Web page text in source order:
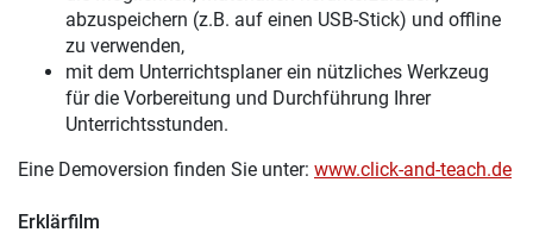
abzuspeichern (z.B. auf einen USB-Stick) und offline
zu verwenden,
mit dem Unterrichtsplaner ein nützliches Werkzeug
für die Vorbereitung und Durchführung Ihrer
Unterrichtsstunden.
Eine Demoversion finden Sie unter: www.click-and-teach.de
Erklärfilm